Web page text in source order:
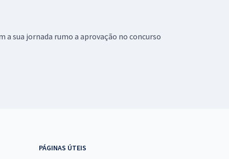
a sua jornada rumo a aprovação no concurso
PÁGINAS ÚTEIS